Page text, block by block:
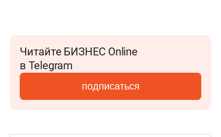
Читайте БИЗНЕС Online
в Telegram
подписаться